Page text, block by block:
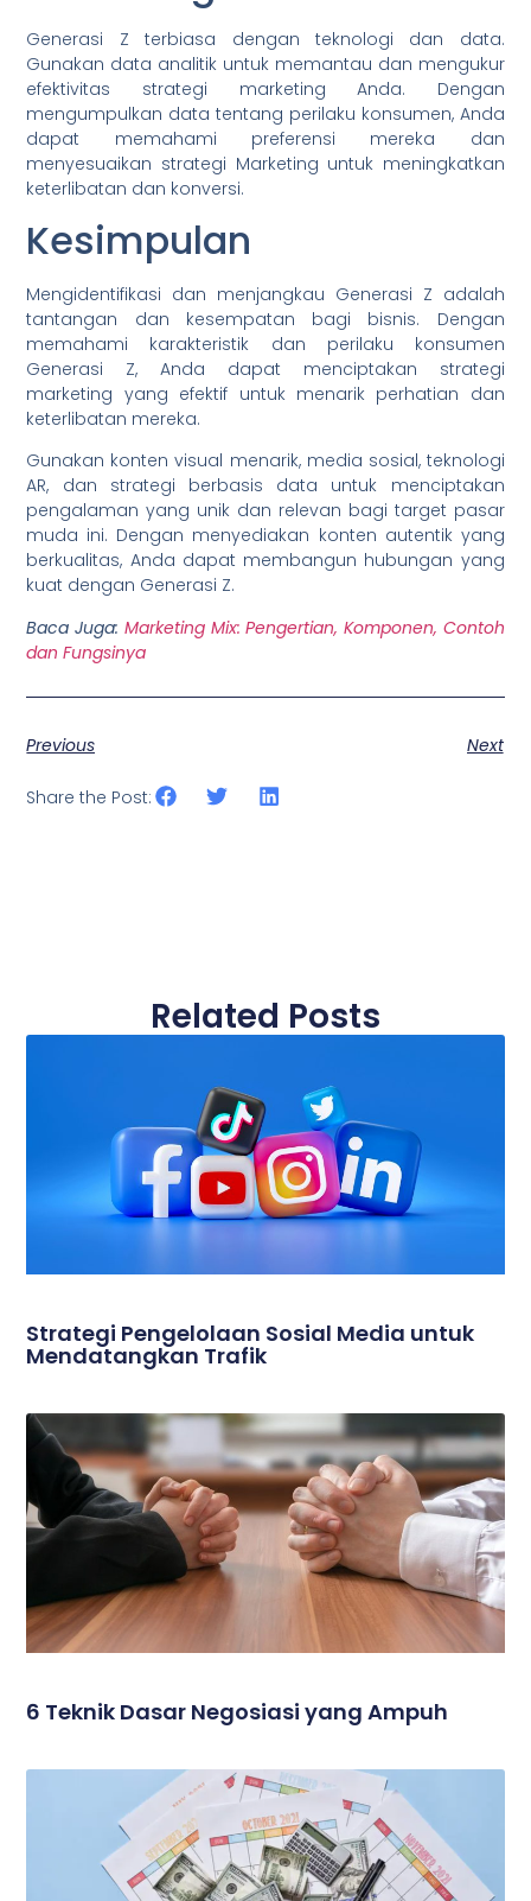
Generasi Z terbiasa dengan teknologi dan data.
Gunakan data analitik untuk memantau dan mengukur
efektivitas strategi marketing Anda. Dengan
mengumpulkan data tentang perilaku konsumen, Anda
dapat memahami preferensi mereka dan
menyesuaikan strategi Marketing untuk meningkatkan
keterlibatan dan konversi.
Kesimpulan
Mengidentifikasi dan menjangkau Generasi Z adalah
tantangan dan kesempatan bagi bisnis. Dengan
memahami karakteristik dan perilaku konsumen
Generasi Z, Anda dapat menciptakan strategi
marketing yang efektif untuk menarik perhatian dan
keterlibatan mereka.
Gunakan konten visual menarik, media sosial, teknologi
AR, dan strategi berbasis data untuk menciptakan
pengalaman yang unik dan relevan bagi target pasar
muda ini. Dengan menyediakan konten autentik yang
berkualitas, Anda dapat membangun hubungan yang
kuat dengan Generasi Z.
Baca Juga: Marketing Mix: Pengertian, Komponen, Contoh
dan Fungsinya
Previous Next
Share the Post:
Related Posts
Strategi Pengelolaan Sosial Media untuk
Mendatangkan Trafik
6 Teknik Dasar Negosiasi yang Ampuh